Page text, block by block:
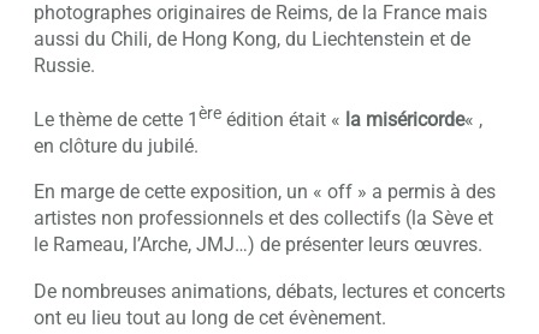
photographes originaires de Reims, de la France mais
aussi du Chili, de Hong Kong, du Liechtenstein et de
Russie.
Le thème de cette 1 ère édition était « la miséricorde« ,
en clôture du jubilé.
En marge de cette exposition, un « off » a permis à des
artistes non professionnels et des collectifs (la Sève et
le Rameau, l’Arche, JMJ…) de présenter leurs œuvres.
De nombreuses animations, débats, lectures et concerts
ont eu lieu tout au long de cet évènement.